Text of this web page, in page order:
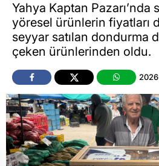
Yahya Kaptan Pazarı’nda
yöresel ürünlerin fiyatları
seyyar satılan dondurma
çeken ürünlerinden oldu.